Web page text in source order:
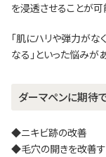
を浸透させることが可
「肌にハリや弾力がな
なる」といった悩みが
ダーマペンに期待
◆ニキビ跡の改善
◆毛穴の開きを改善